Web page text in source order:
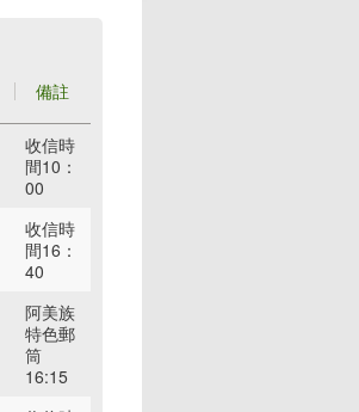
備註
收信時
間10：
00
收信時
間16：
40
阿美族
特色郵
筒
16:15